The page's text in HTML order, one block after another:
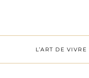
L’ART DE VIVRE